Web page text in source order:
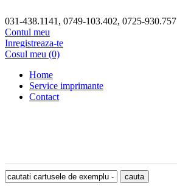
031-438.1141, 0749-103.402, 0725-930.757
Contul meu
Inregistreaza-te
Cosul meu (0)
Home
Service imprimante
Contact